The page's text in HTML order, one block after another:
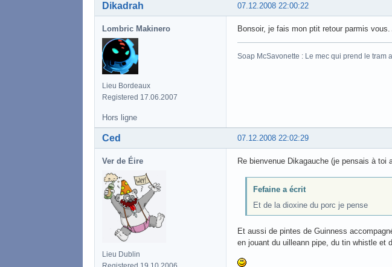
07.12.2008 22:00:22
Dikadrah
Lombric Makinero
Lieu Bordeaux
Registered 17.06.2007
Bonsoir, je fais mon ptit retour parmis
Soap McSavonette : Le mec qui prend le
Hors ligne
07.12.2008 22:02:29
Ced
Ver de Éire
Lieu Dublin
Re bienvenue Dikagauche (je pensais à toi
Fefaine a écrit
Et de la dioxine du porc je pense
Et aussi de pintes de Guinness
en jouant du uilleann pipe, du tin whistle et